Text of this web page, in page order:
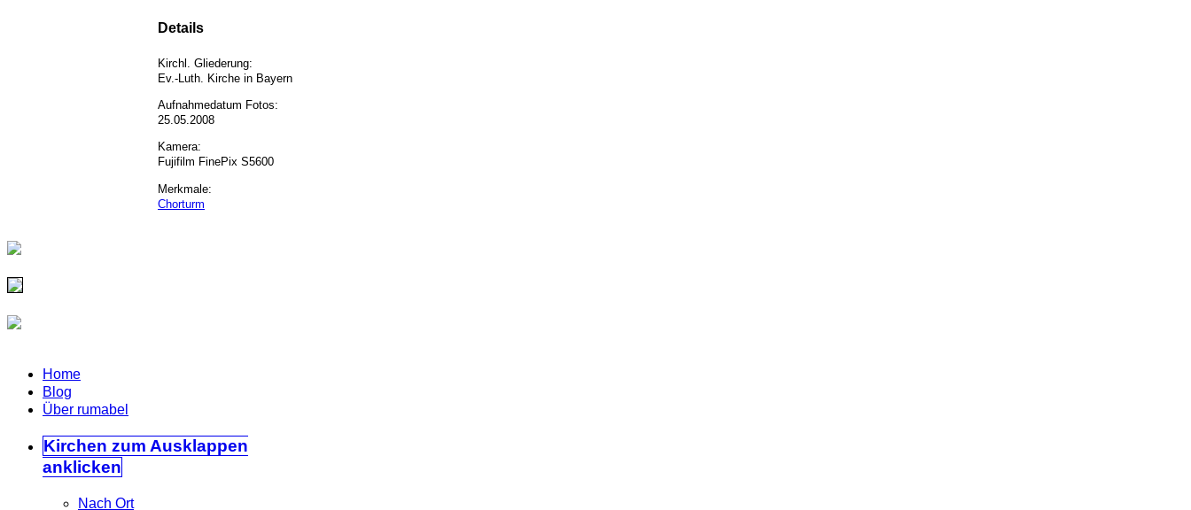
Details
Kirchl. Gliederung:
Ev.-Luth. Kirche in Bayern
Aufnahmedatum Fotos:
25.05.2008
Kamera:
Fujifilm FinePix S5600
Merkmale:
Chorturm
Home
Blog
Über rumabel
Kirchen zum Ausklappen
anklicken
Nach Ort